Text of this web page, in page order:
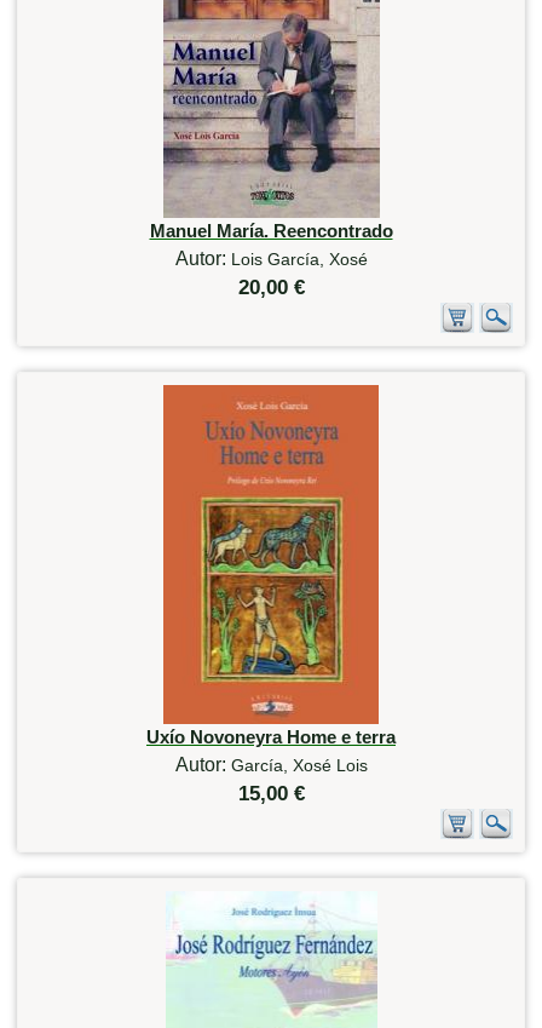
Manuel María. Reencontrado
Autor: Lois García, Xosé
20,00 €
Uxío Novoneyra Home e terra
Autor: García, Xosé Lois
15,00 €